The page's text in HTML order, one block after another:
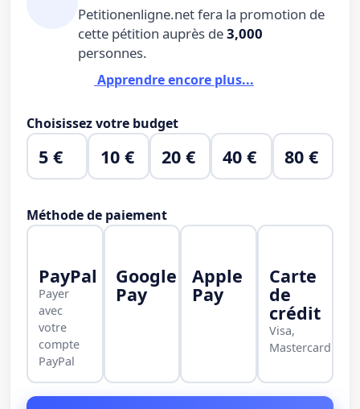
Petitionenligne.net fera la promotion de
cette pétition auprès de3,000
personnes.
Apprendre encore plus...
Choisissez votre budget
5 € 10 € 20 € 40 € 80 €
Méthode de paiement
PayPal
Payer
avec
votre
compte
PayPal
Google
Pay
Apple
Pay
Carte
de
crédit
Visa,
Mastercard